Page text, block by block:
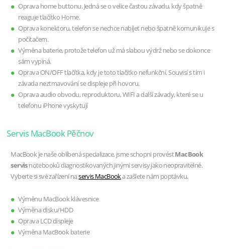
Oprava home buttonu. Jedná se o velice častou závadu, kdy špatně
reaguje tlačítko Home.
Oprava konektoru, telefon se nechce nabíjet nebo špatně komunikuje s
počítačem.
Výměna baterie, protože telefon už má slabou výdrž nebo se dokonce
sám vypíná.
Oprava ON/OFF tlačítka, kdy je toto tlačítko nefunkční. Souvisí s tím i
závada neztmavování se displeje při hovoru.
Oprava audio obvodu, reproduktoru, WIFI a další závady, které se u
telefonu iPhone vyskytují
Servis MacBook Pěčnov
MacBook je naše oblíbená specializace, jsme schopni provéstMacBook
servisnotebooků diagnostikovaných jinými servisy jako neopravitelné.
Vyberte si své zařízení naservis MacBooka zašlete nám poptávku.
Výměnu MacBook klávesnice
Výměna disku/HDD
Oprava LCD displeje
Výměna MacBook baterie